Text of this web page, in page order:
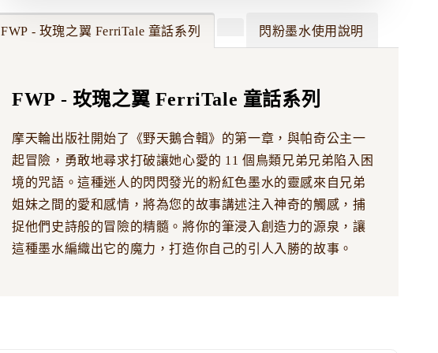
FWP - 玫瑰之翼 FerriTale 童話系列 閃粉墨水使用說明
FWP - 玫瑰之翼 FerriTale 童話系列
摩天輪出版社開始了《野天鵝合輯》的第一章，與帕奇公主一
起冒險，勇敢地尋求打破讓她心愛的 11 個鳥類兄弟兄弟陷入困
境的咒語。這種迷人的閃閃發光的粉紅色墨水的靈感來自兄弟
姐妹之間的愛和感情，將為您的故事講述注入神奇的觸感，捕
捉他們史詩般的冒險的精髓。將你的筆浸入創造力的源泉，讓
這種墨水編織出它的魔力，打造你自己的引人入勝的故事。